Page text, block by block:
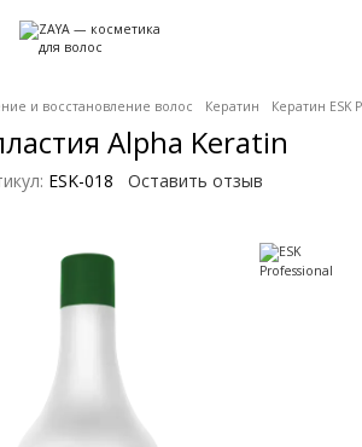
и восстановление волос Кератин Кератин ESK
Alpha Keratin
ESK-018 Оставить отзыв